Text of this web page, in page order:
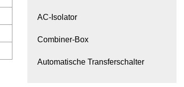
AC-Isolator
Combiner-Box
Automatische Transferschalter